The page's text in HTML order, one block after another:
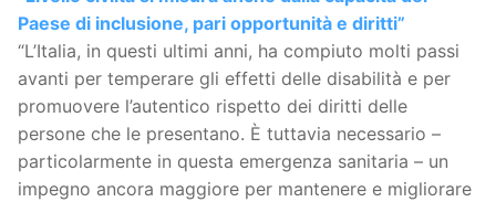
Paese di inclusione, pari opportunità e diritti”
“L’Italia, in questi ultimi anni, ha compiuto molti passi
avanti per temperare gli effetti delle disabilità e per
promuovere l’autentico rispetto dei diritti delle
persone che le presentano. È tuttavia necessario –
particolarmente in questa emergenza sanitaria – un
impegno ancora maggiore per mantenere e migliorare